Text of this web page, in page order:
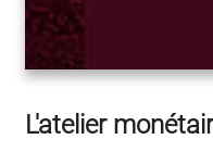
L'atelier